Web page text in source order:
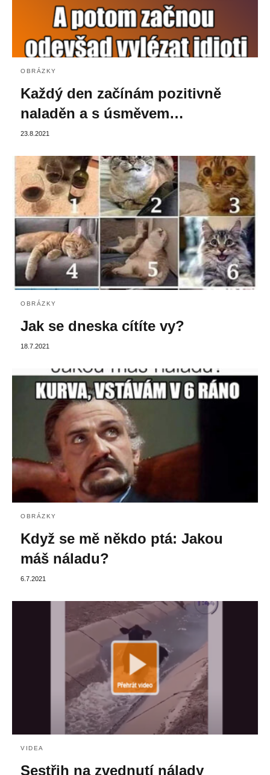
OBRÁZKY
Každý den začínám pozitivně
naladěn a s úsměvem…
23.8.2021
OBRÁZKY
Jak se dneska cítíte vy?
18.7.2021
OBRÁZKY
Když se mě někdo ptá: Jakou
máš náladu?
6.7.2021
VIDEA
Sestřih na zvednutí nálady